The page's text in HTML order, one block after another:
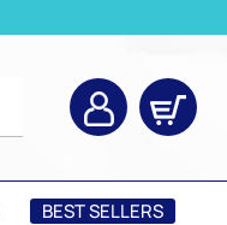
BEST SELLERS